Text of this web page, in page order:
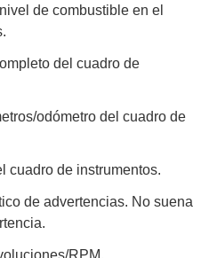
de combustible en el
del cuadro de
odómetro del cuadro de
cuadro de instrumentos.
de advertencias. No suena
RPM.